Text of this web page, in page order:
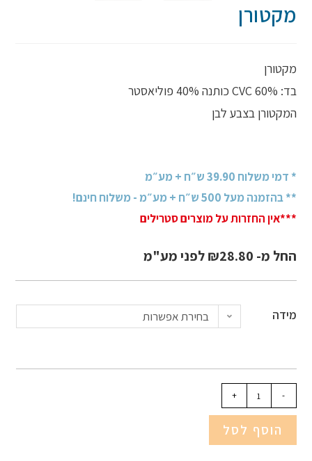
מקטורן
מקטורן
בד: CVC 60% כותנה 40% פוליאסטר
המקטורן בצבע לבן
* דמי משלוח 39.90 ש״ח + מע״מ
** בהזמנה מעל 500 ש״ח + מע״מ - משלוח חינם!
***אין החזרות על מוצרים סטרילים
החל מ- ₪28.80 לפני מע"מ
מידה בחירת אפשרות
-
+
הוסף לסל